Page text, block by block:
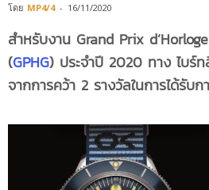
โดย MP4/4 - 16/11/2020
สำหรับงาน Grand Prix
(GPHG) ประจำปี 2020 ทาง ไบร์
จากการคว้า 2 รางวัลในการได้รับ